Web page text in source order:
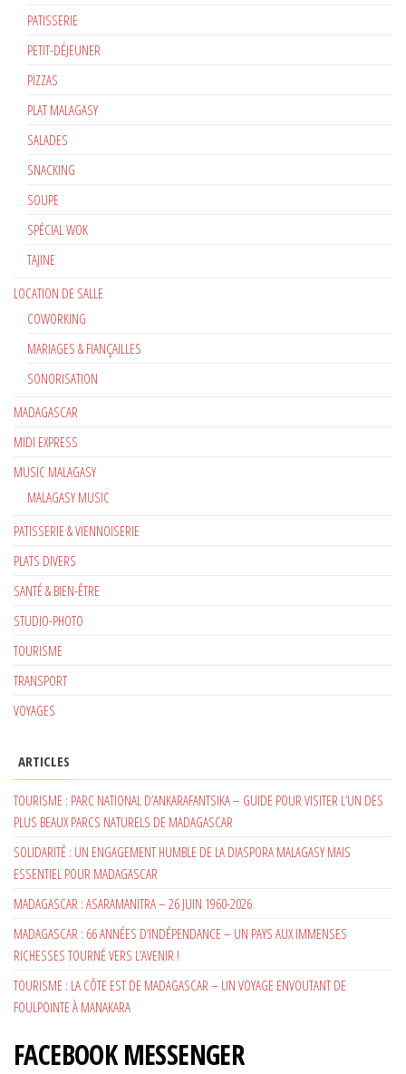
PATISSERIE
PETIT-DÉJEUNER
PIZZAS
PLAT MALAGASY
SALADES
SNACKING
SOUPE
SPÉCIAL WOK
TAJINE
LOCATION DE SALLE
COWORKING
MARIAGES & FIANÇAILLES
SONORISATION
MADAGASCAR
MIDI EXPRESS
MUSIC MALAGASY
MALAGASY MUSIC
PATISSERIE & VIENNOISERIE
PLATS DIVERS
SANTÉ & BIEN-ÊTRE
STUDIO-PHOTO
TOURISME
TRANSPORT
VOYAGES
ARTICLES
TOURISME : PARC NATIONAL D’ANKARAFANTSIKA – GUIDE POUR VISITER L’UN DES
PLUS BEAUX PARCS NATURELS DE MADAGASCAR
SOLIDARITÉ : UN ENGAGEMENT HUMBLE DE LA DIASPORA MALAGASY MAIS
ESSENTIEL POUR MADAGASCAR
MADAGASCAR : ASARAMANITRA – 26 JUIN 1960-2026
MADAGASCAR : 66 ANNÉES D’INDÉPENDANCE – UN PAYS AUX IMMENSES
RICHESSES TOURNÉ VERS L’AVENIR !
TOURISME : LA CÔTE EST DE MADAGASCAR – UN VOYAGE ENVOUTANT DE
FOULPOINTE À MANAKARA
FACEBOOK MESSENGER